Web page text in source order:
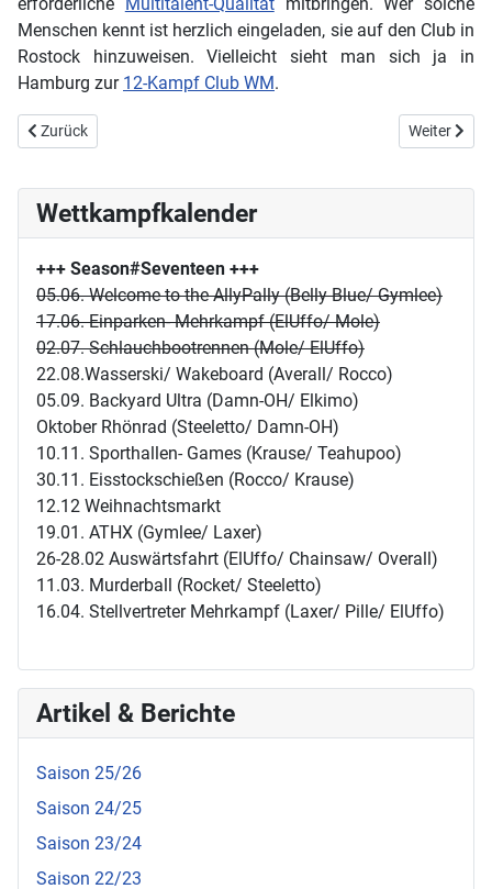
Menschen kennt ist herzlich eingeladen, sie auf den Club in
Rostock hinzuweisen. Vielleicht sieht man sich ja in
Hamburg zur 12-Kampf Club WM.
Vorheriger Beitrag: Showdown Free Fall Darts
Zurück Nächster
Weiter
Wettkampfkalender
+++ Season#Seventeen +++
05.06. Welcome to the AllyPally (Belly Blue/ Gymlee)
17.06. Einparken- Mehrkampf (ElUffo/ Mole)
02.07. Schlauchbootrennen (Mole/ ElUffo)
22.08.Wasserski/ Wakeboard (Averall/ Rocco)
05.09. Backyard Ultra (Damn-OH/ Elkimo)
Oktober Rhönrad (Steeletto/ Damn-OH)
10.11. Sporthallen- Games (Krause/ Teahupoo)
30.11. Eisstockschießen (Rocco/ Krause)
12.12 Weihnachtsmarkt
19.01. ATHX (Gymlee/ Laxer)
26-28.02 Auswärtsfahrt (ElUffo/ Chainsaw/ Overall)
11.03. Murderball (Rocket/ Steeletto)
16.04. Stellvertreter Mehrkampf (Laxer/ Pille/ ElUffo)
Artikel & Berichte
Saison 25/26
Saison 24/25
Saison 23/24
Saison 22/23